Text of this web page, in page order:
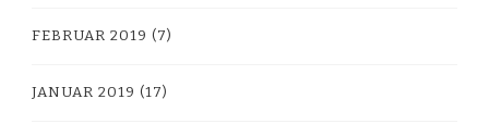
FEBRUAR 2019 (7)
JANUAR 2019 (17)